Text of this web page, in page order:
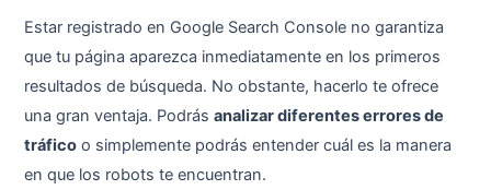
Estar registrado en Google Search Console no garantiza
que tu página aparezca inmediatamente en los primeros
resultados de búsqueda. No obstante, hacerlo te ofrece
una gran ventaja. Podrásanalizar diferentes errores de
tráfico o simplemente podrás entender cuál es la manera
en que los robots te encuentran.